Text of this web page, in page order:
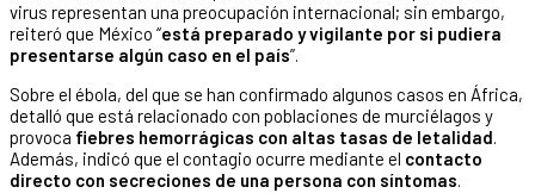
virus representan una preocupación internacional; sin embargo,
reiteró que México “está preparado y vigilante por si pudiera
presentarse algún caso en el país”.
Sobre el ébola, del que se han confirmado algunos casos en África,
detalló que está relacionado con poblaciones de murciélagos y
provoca fiebres hemorrágicas con altas tasas de letalidad.
Además, indicó que el contagio ocurre mediante el contacto
directo con secreciones de una persona con síntomas.